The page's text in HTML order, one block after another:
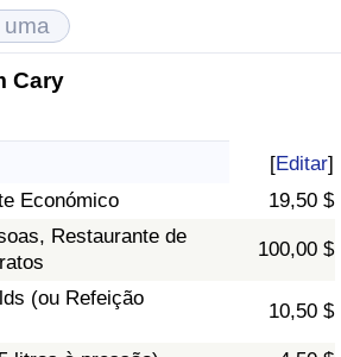
Cary
[Editar]
Económico
19,50 $
Restaurante de
100,00 $
(ou Refeição
10,50 $
Vida
Vida Por País
de Imóveis
de Imóveis por País
de Vida (Atual)
vida por país